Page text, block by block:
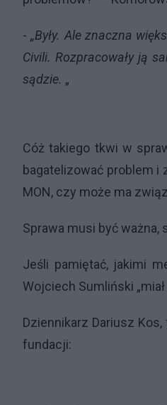
-„Były. Ale znaczna
Civili. Rozpracowały ją
sądzie. „
Cóż takiego tkwi w
bagatelizować problem i
MON, czy może ma
Sprawa musi być ważna,
Jeśli pamiętać, jakimi
Wojciech Sumliński
Dziennikarz Dariusz
fundacji: